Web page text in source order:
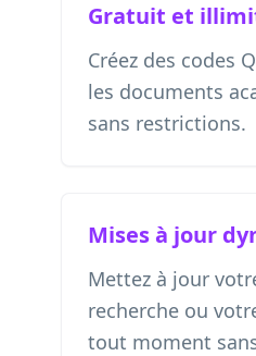
Gratuit et
Créez des codes
les documents
sans restrictions.
Mises à jour
Mettez à jour
recherche ou
tout moment